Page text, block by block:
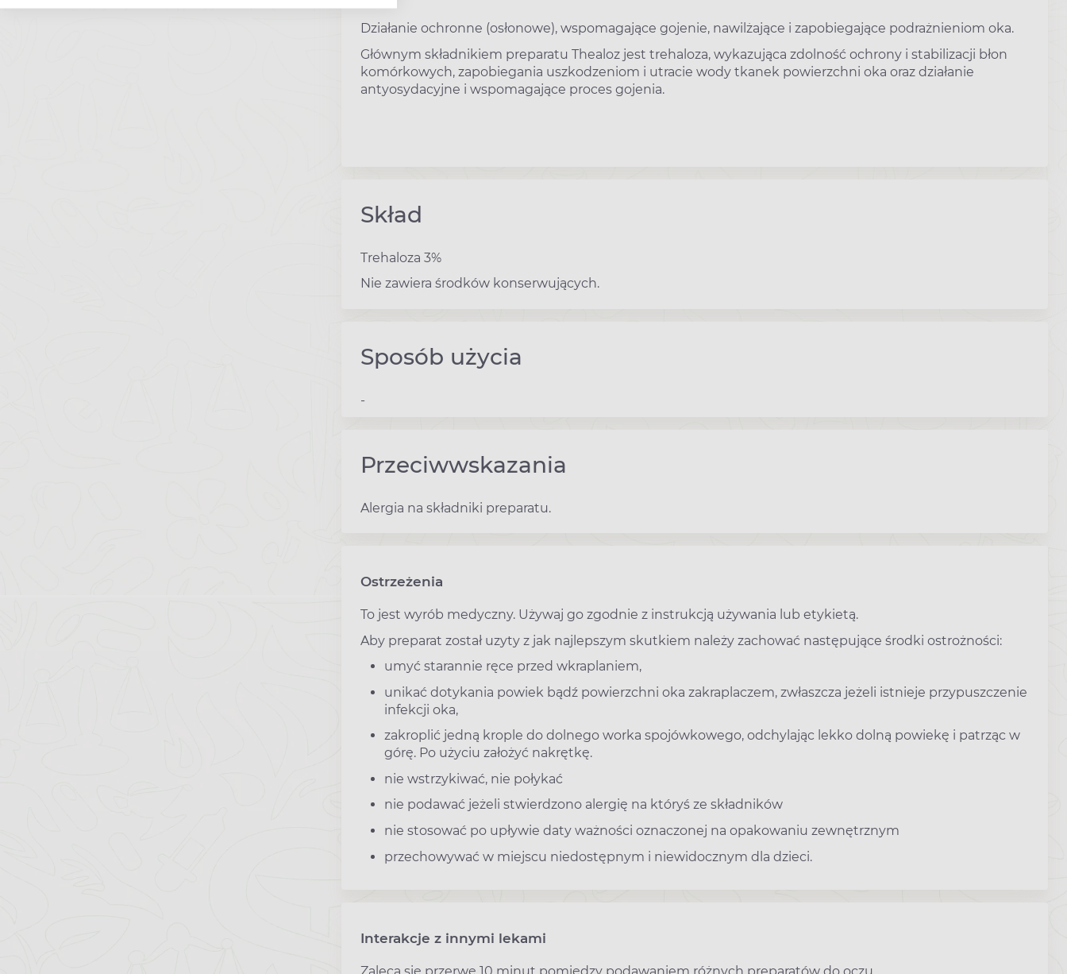
Działanie ochronne (osłonowe), wspomagające gojenie, nawilżające i zapobiegające podrażnieniom oka.
Głównym składnikiem preparatu Thealoz jest trehaloza, wykazująca zdolność ochrony i stabilizacji błon
komórkowych, zapobiegania uszkodzeniom i utracie wody tkanek powierzchni oka oraz działanie
antyosydacyjne i wspomagające proces gojenia.
Skład
Trehaloza 3%
Nie zawiera środków konserwujących.
Sposób użycia
-
Przeciwwskazania
Alergia na składniki preparatu.
Ostrzeżenia
To jest wyrób medyczny. Używaj go zgodnie z instrukcją używania lub etykietą.
Aby preparat został uzyty z jak najlepszym skutkiem należy zachować następujące środki ostrożności:
umyć starannie ręce przed wkraplaniem,
unikać dotykania powiek bądź powierzchni oka zakraplaczem, zwłaszcza jeżeli istnieje przypuszczenie
infekcji oka,
zakroplić jedną krople do dolnego worka spojówkowego, odchylając lekko dolną powiekę i patrząc w
górę. Po użyciu założyć nakrętkę.
nie wstrzykiwać, nie połykać
nie podawać jeżeli stwierdzono alergię na któryś ze składników
nie stosować po upływie daty ważności oznaczonej na opakowaniu zewnętrznym
przechowywać w miejscu niedostępnym i niewidocznym dla dzieci.
Interakcje z innymi lekami
Zaleca się przerwę 10 minut pomiędzy podawaniem różnych preparatów do oczu.